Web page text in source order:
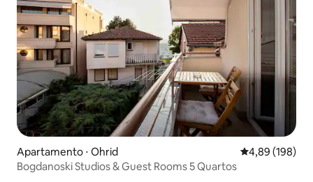
Apartamento ⋅ Ohrid 4,89 de uma
4,89 (198)
Bogdanoski Studios & Guest Rooms 5 Quartos